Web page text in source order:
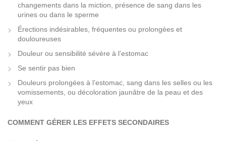
changements dans la miction, présence de sang dans les
urines ou dans le sperme
Érections indésirables, fréquentes ou prolongées et
douloureuses
Douleur ou sensibilité sévère à l’estomac
Se sentir pas bien
Douleurs prolongées à l’estomac, sang dans les selles ou les
vomissements, ou décoloration jaunâtre de la peau et des
yeux
COMMENT GÉRER LES EFFETS SECONDAIRES